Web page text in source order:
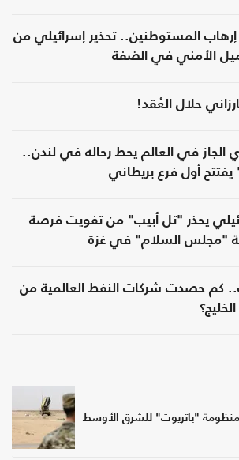
المستوطنين.. تحذير إسرائيلي من
الأمني في الضفة
حلال العُقد!
الجاز في العالم يحط رحاله في لندن..
أول فرع بريطاني
يحذر "تل أبيب" من تفويت فرصة
"مجلس السلام" في غزة
كم حصدت شركات النفط العالمية من
منظومة "باتريوت" للشرق الأوسط